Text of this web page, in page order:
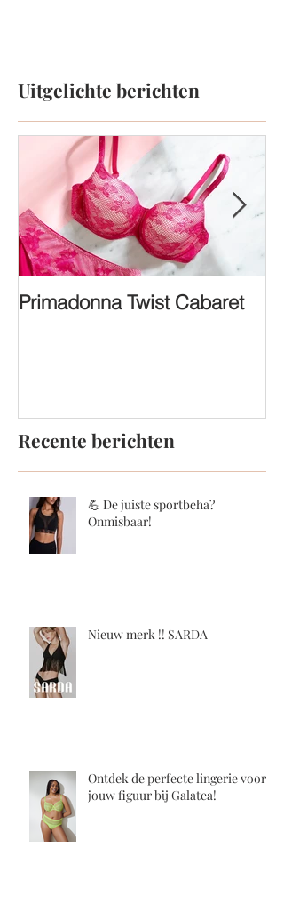
Uitgelichte berichten
Primadonna Twist Cabaret
Recente berichten
💪 De juiste sportbeha?
Onmisbaar!
Nieuw merk !! SARDA
Ontdek de perfecte lingerie voor
jouw figuur bij Galatea!